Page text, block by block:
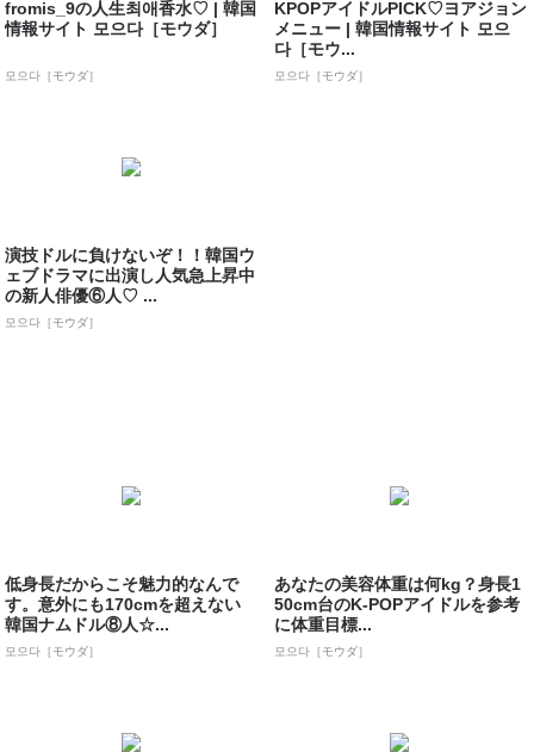
fromis_9の人生최애香水♡ | 韓国
情報サイト 모으다［モウダ］
모으다［モウダ］
KPOPアイドルPICK♡ヨアジョン
メニュー | 韓国情報サイト 모으
다［モウ...
모으다［モウダ］
演技ドルに負けないぞ！！韓国ウ
ェブドラマに出演し人気急上昇中
の新人俳優⑥人♡ ...
모으다［モウダ］
低身長だからこそ魅力的なんで
す。意外にも170cmを超えない
韓国ナムドル⑧人☆...
모으다［モウダ］
あなたの美容体重は何kg？身長1
50cm台のK-POPアイドルを参考
に体重目標...
모으다［モウダ］